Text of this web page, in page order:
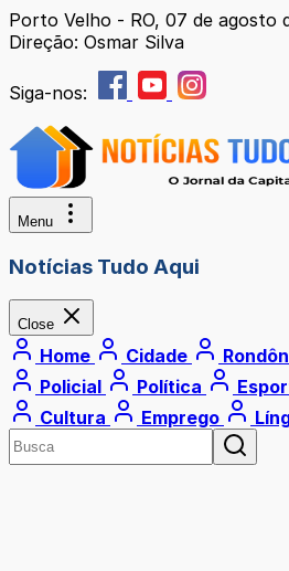
Porto Velho - RO, 07 de agosto
Direção: Osmar Silva
Siga-nos:
Menu
Notícias Tudo Aqui
Close
Home Cidade
Policial
Política
Cultura
Emprego